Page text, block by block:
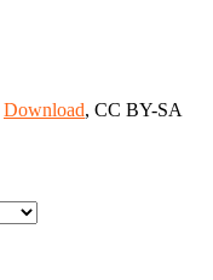
Download, CC BY-SA